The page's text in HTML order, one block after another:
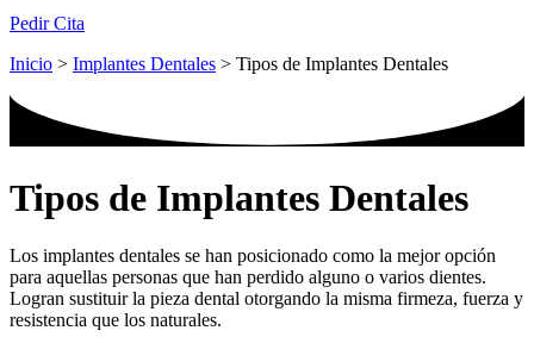
Pedir Cita
Inicio > Implantes Dentales > Tipos de Implantes Dentales
Tipos de Implantes Dentales
Los implantes dentales se han posicionado como la mejor opción
para aquellas personas que han perdido alguno o varios dientes.
Logran sustituir la pieza dental otorgando la misma firmeza, fuerza y
resistencia que los naturales.